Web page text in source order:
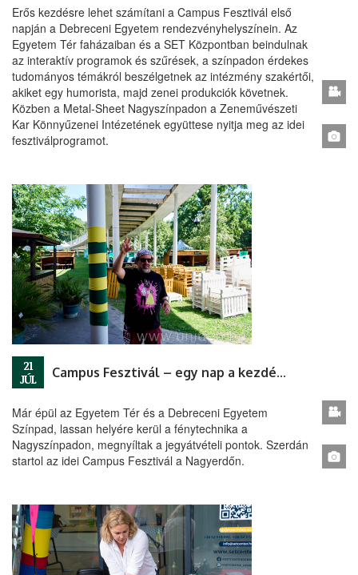
Erős kezdésre lehet számítani a Campus Fesztivál első
napján a Debreceni Egyetem rendezvényhelyszínein. Az
Egyetem Tér faházaiban és a SET Központban beindulnak
az interaktív programok és szűrések, a színpadon érdekes
tudományos témákról beszélgetnek az intézmény szakértői,
akiket egy humorista, majd zenei produkciók követnek.
Közben a Metal-Sheet Nagyszínpadon a Zeneművészeti
Kar Könnyűzenei Intézetének együttese nyitja meg az idei
fesztiválprogramot.
21
JÚL
Campus Fesztivál – egy nap a kezdésig
Már épül az Egyetem Tér és a Debreceni Egyetem
Színpad, lassan helyére kerül a fénytechnika a
Nagyszínpadon, megnyíltak a jegyátvételi pontok. Szerdán
startol az idei Campus Fesztivál a Nagyerdőn.